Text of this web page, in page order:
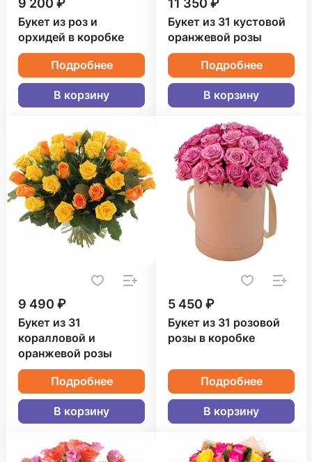
9 200 ₽
Букет из роз и
орхидей в коробке
Подробнее
В корзину
11 350 ₽
Букет из 31 кустовой
оранжевой розы
Подробнее
В корзину
9 490 ₽
Букет из 31
коралловой и
оранжевой розы
Подробнее
В корзину
5 450 ₽
Букет из 31 розовой
розы в коробке
Подробнее
В корзину